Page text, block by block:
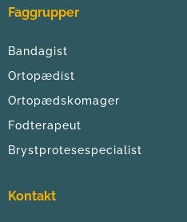
Faggrupper
Bandagist
Ortopædist
Ortopædskomager
Fodterapeut
Brystprotesespecialist
Kontakt